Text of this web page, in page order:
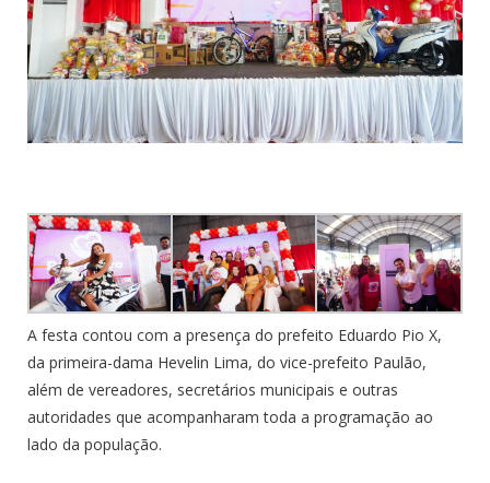
A festa contou com a presença do prefeito Eduardo Pio X,
da primeira-dama Hevelin Lima, do vice-prefeito Paulão,
além de vereadores, secretários municipais e outras
autoridades que acompanharam toda a programação ao
lado da população.